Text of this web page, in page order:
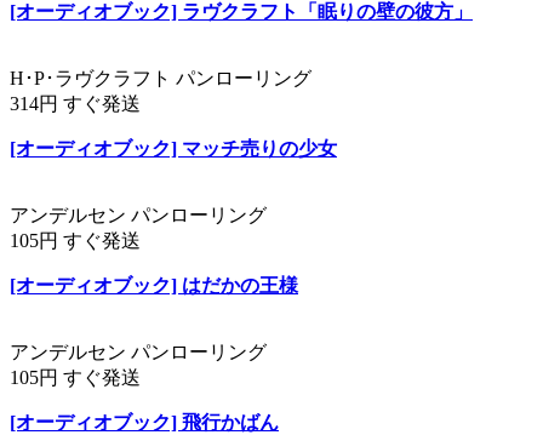
[オーディオブック] ラヴクラフト「眠りの壁の彼方」
H･P･ラヴクラフト パンローリング
314円 すぐ発送
[オーディオブック] マッチ売りの少女
アンデルセン パンローリング
105円 すぐ発送
[オーディオブック] はだかの王様
アンデルセン パンローリング
105円 すぐ発送
[オーディオブック] 飛行かばん